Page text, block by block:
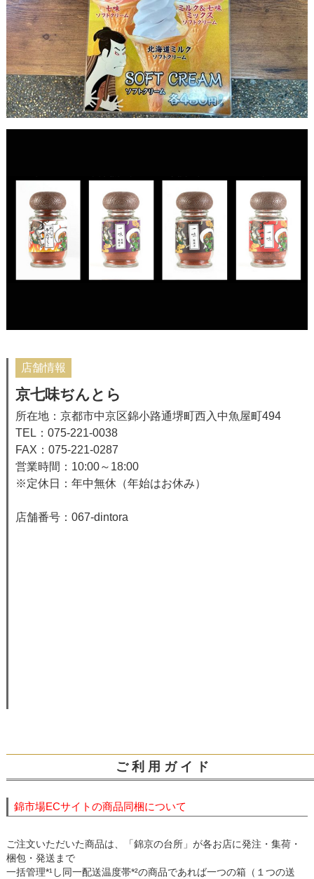
店舗情報
京七味ぢんとら
所在地：京都市中京区錦小路通堺町西入中魚屋町494
TEL：075-221-0038
FAX：075-221-0287
営業時間：10:00～18:00
※定休日：年中無休（年始はお休み）
店舗番号：067-dintora
ご 利 用 ガ イ ド
錦市場ECサイトの商品同梱について
ご注文いただいた商品は、「錦京の台所」が各お店に発注・集荷・
梱包・発送まで
一括管理*¹し同一配送温度帯*²の商品であれば一つの箱（１つの送